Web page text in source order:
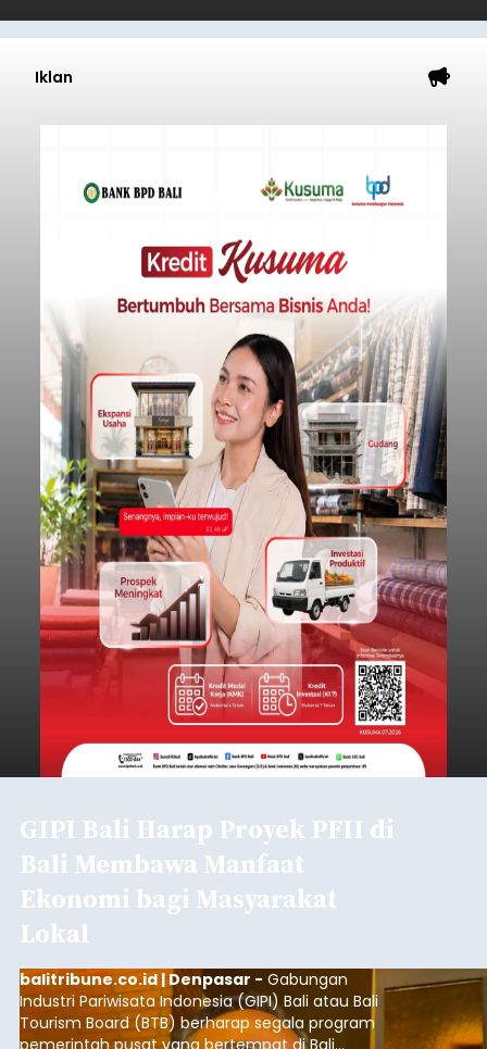
Iklan
GIPI Bali Harap Proyek PFII di
Bali Membawa Manfaat
Ekonomi bagi Masyarakat
Lokal
balitribune.co.id | Denpasar - Gabungan
Industri Pariwisata Indonesia (GIPI) Bali atau Bali
Tourism Board (BTB) berharap segala program
pemerintah pusat yang bertempat di Bali